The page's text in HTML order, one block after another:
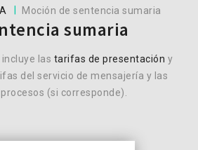
Moción de sentencia sumaria
sumaria
las tarifas de presentación y
del servicio de mensajería y las
(si corresponde).